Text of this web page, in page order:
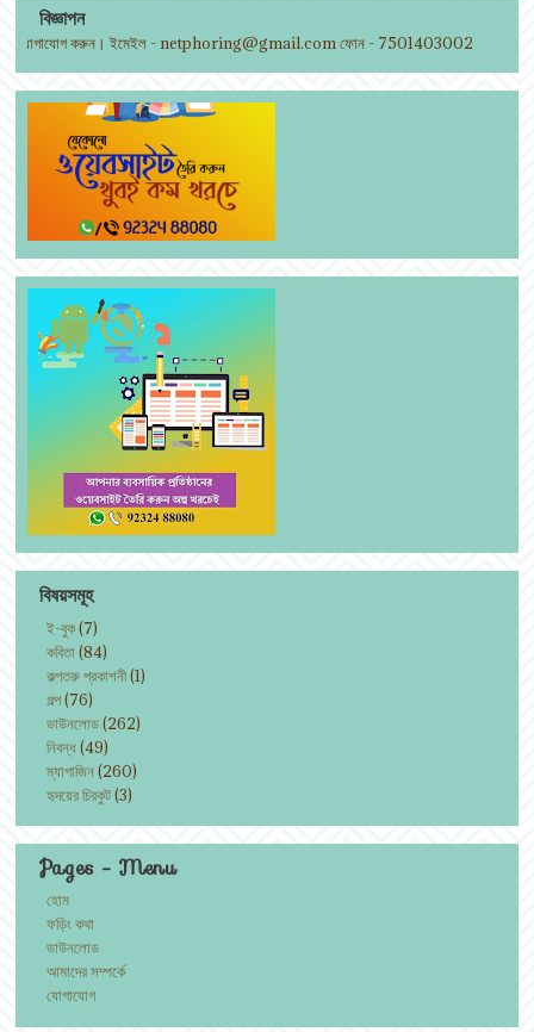
বিজ্ঞাপন
যোগাযোগ করুন। ইমেইল - netphoring@gmail.com ফোন - 7501403002
বিষয়সমূহ
ই-বুক(7)
কবিতা(84)
কল্পতরু প্রকাশনী(1)
গল্প(76)
ডাউনলোড(262)
নিবন্ধ(49)
ম্যাগাজিন(260)
হৃদয়ের চিরকুট(3)
Pages - Menu
হোম
ফড়িং কথা
ডাউনলোড
আমাদের সম্পর্কে
যোগাযোগ